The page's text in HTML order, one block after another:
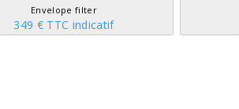
Envelope filter
349 € TTC indicatif